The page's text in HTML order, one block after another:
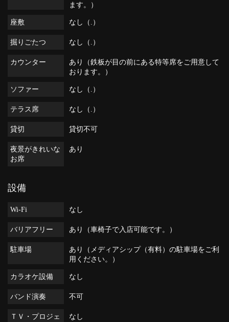
ます。）
座敷 なし（.）
掘りごたつ なし（.）
カウンター
あり（鉄板が目の前にある特等席をご用意して
おります。）
ソファー なし（.）
テラス席 なし（.）
貸切 貸切不可
夜景がきれいな
お席
あり
設備
Wi-Fi なし
バリアフリー あり（車椅子で入店可能です。）
駐車場
あり（メディアシップ（有料）の駐車場をご利
用ください。）
カラオケ設備 なし
バンド演奏 不可
ＴＶ・プロジェ
なし